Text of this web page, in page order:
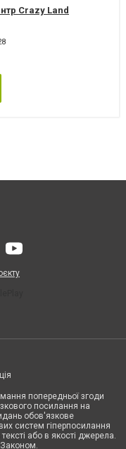
Crazy Land
попередньої згоди
посилання на
обов'язкове
систем гіперпосилання
або в якості джерела.